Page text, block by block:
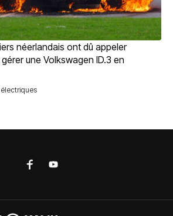
néerlandais ont dû appeler
une Volkswagen ID.3 en